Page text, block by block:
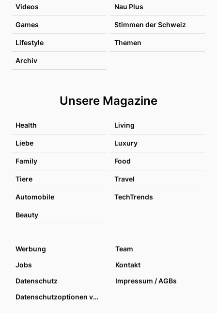
Videos Nau Plus
Games Stimmen der Schweiz
Lifestyle Themen
Archiv
Unsere Magazine
Health Living
Liebe Luxury
Family Food
Tiere Travel
Automobile TechTrends
Beauty
Werbung
Team
Jobs
Kontakt
Datenschutz
Impressum / AGBs
Datenschutzoptionen verwalten